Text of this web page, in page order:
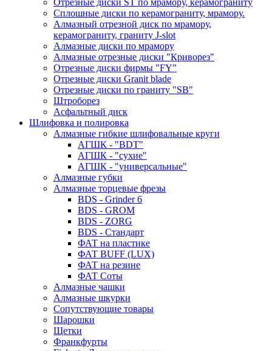
Отрезные диски ST по мрамору, керамограниту
Сплошные диски по керамограниту, мрамору.
Алмазный отрезной диск по мрамору,
керамограниту, граниту J-slot
Алмазные диски по мрамору
Алмазные отрезные диски "Криворез"
Отрезные диски фирмы "FY"
Отрезные диски Granit blade
Отрезные диски по граниту "SB"
Штроборез
Асфальтный диск
Шлифовка и полировка
Алмазные гибкие шлифовальные круги
АГШК - "BDT"
АГШК - "сухие"
АГШК - "универсальные"
Алмазные губки
Алмазные торцевые фрезы
BDS - Grinder 6
BDS - GROM
BDS - ZORG
BDS - Стандарт
ФАТ на пластике
ФАТ BUFF (LUX)
ФАТ на резине
ФАТ Соты
Алмазные чашки
Алмазные шкурки
Сопутствующие товары
Шарошки
Щетки
Франкфурты